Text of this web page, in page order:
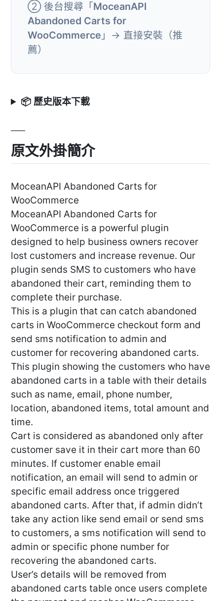
② 後台搜尋「MoceanAPI
Abandoned Carts for
WooCommerce 」→ 直接安裝（推
薦）
📦 歷史版本下載
原文外掛簡介
MoceanAPI Abandoned Carts for
WooCommerce
MoceanAPI Abandoned Carts for
WooCommerce is a powerful plugin
designed to help business owners recover
lost customers and increase revenue. Our
plugin sends SMS to customers who have
abandoned their cart, reminding them to
complete their purchase.
This is a plugin that can catch abandoned
carts in WooCommerce checkout form and
send sms notification to admin and
customer for recovering abandoned carts.
This plugin showing the customers who have
abandoned carts in a table with their details
such as name, email, phone number,
location, abandoned items, total amount and
time.
Cart is considered as abandoned only after
customer save it in their cart more than 60
minutes. If customer enable email
notification, an email will send to admin or
specific email address once triggered
abandoned carts. After that, if admin didn’t
take any action like send email or send sms
to customers, a sms notification will send to
admin or specific phone number for
recovering the abandoned carts.
User’s details will be removed from
abandoned carts table once users complete